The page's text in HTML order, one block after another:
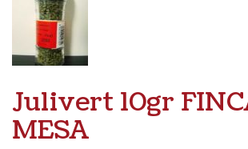
Julivert 10gr
MESA